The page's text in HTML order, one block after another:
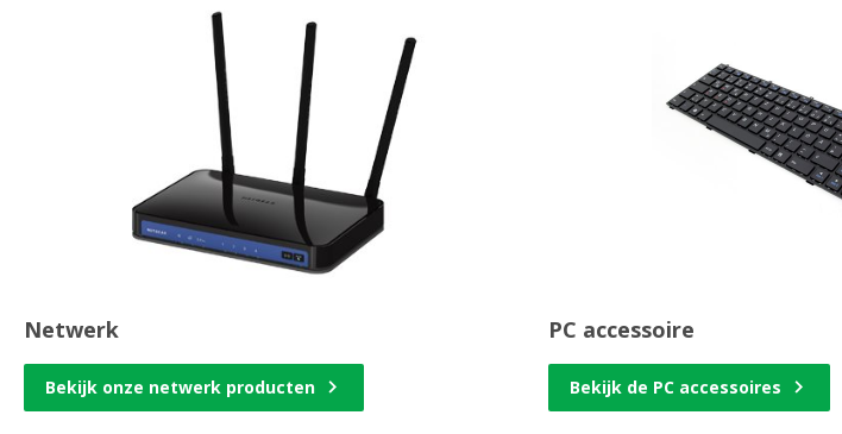
Netwerk
Bekijk onze netwerk producten
PC accessoire
Bekijk de PC accessoires